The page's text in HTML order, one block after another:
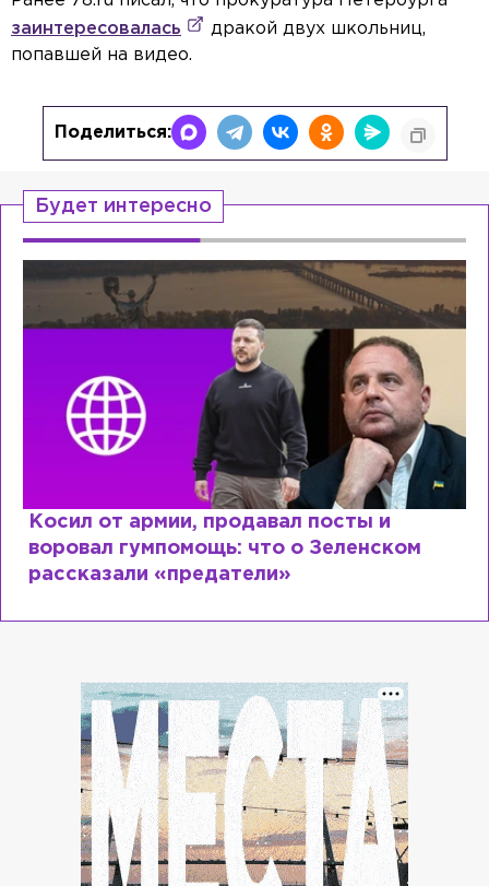
заинтересовалась
дракой двух школьниц,
попавшей на видео.
Поделиться:
Будет интересно
Рыдает из-за мужа, но опять
Лазаревым: как Лера Кудрявцева
сходит с ума